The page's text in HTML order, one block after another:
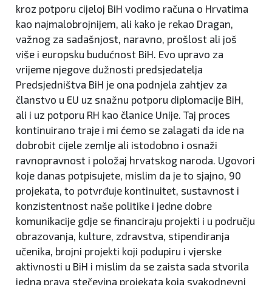
kroz potporu cijeloj BiH vodimo računa o Hrvatima
kao najmalobrojnijem, ali kako je rekao Dragan,
važnog za sadašnjost, naravno, prošlost ali još
više i europsku budućnost BiH. Evo upravo za
vrijeme njegove dužnosti predsjedatelja
Predsjedništva BiH je ona podnjela zahtjev za
članstvo u EU uz snažnu potporu diplomacije BiH,
ali i uz potporu RH kao članice Unije. Taj proces
kontinuirano traje i mi ćemo se zalagati da ide na
dobrobit cijele zemlje ali istodobno i osnaži
ravnopravnost i položaj hrvatskog naroda. Ugovori
koje danas potpisujete, mislim da je to sjajno, 90
projekata, to potvrđuje kontinuitet, sustavnost i
konzistentnost naše politike i jedne dobre
komunikacije gdje se financiraju projekti i u području
obrazovanja, kulture, zdravstva, stipendiranja
učenika, brojni projekti koji podupiru i vjerske
aktivnosti u BiH i mislim da se zaista sada stvorila
jedna prava stečevina projekata koja svakodnevni